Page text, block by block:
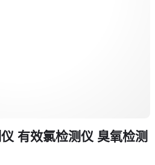
有效氯检测仪 臭氧检测